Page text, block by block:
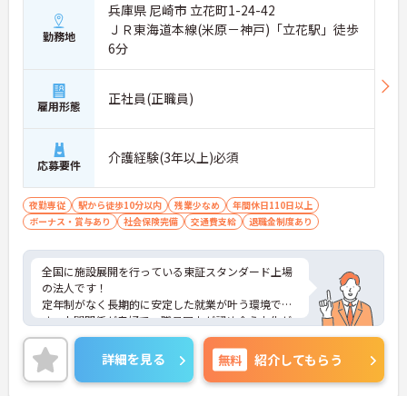
勤務地
兵庫県 尼崎市 立花町1-24-42
ＪＲ東海道本線(米原－神戸)「立花駅」徒歩
6分
雇用形態 正社員(正職員)
応募要件 介護経験(3年以上)必須
夜勤専従 駅から徒歩10分以内 残業少なめ
年間休日110日以上
ボーナス・賞与あり
社会保険完備 交通費支給 退職金制度あり
全国に施設展開を行っている東証スタンダード上場
の法人です！
定年制がなく長期的に安定した就業が叶う環境で
す。人間関係が良好で、職員同士が認め合う文化が
根付いています。
ご興味のある方には、面接対策ポイントなど、さら
に詳細をご案内しますのでお気軽にご相談くださ
い！
詳細を見る 無料 紹介してもらう